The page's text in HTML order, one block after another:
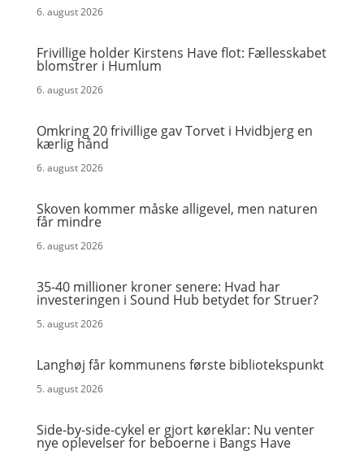
6. august 2026
Frivillige holder Kirstens Have flot: Fællesskabet
blomstrer i Humlum
6. august 2026
Omkring 20 frivillige gav Torvet i Hvidbjerg en
kærlig hånd
6. august 2026
Skoven kommer måske alligevel, men naturen
får mindre
6. august 2026
35-40 millioner kroner senere: Hvad har
investeringen i Sound Hub betydet for Struer?
5. august 2026
Langhøj får kommunens første bibliotekspunkt
5. august 2026
Side-by-side-cykel er gjort køreklar: Nu venter
nye oplevelser for beboerne i Bangs Have